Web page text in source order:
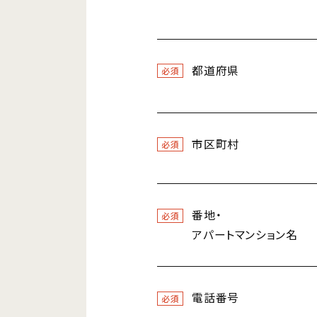
必須 都道府県
必須 市区町村
必須
番地・
アパートマンション名
必須 電話番号